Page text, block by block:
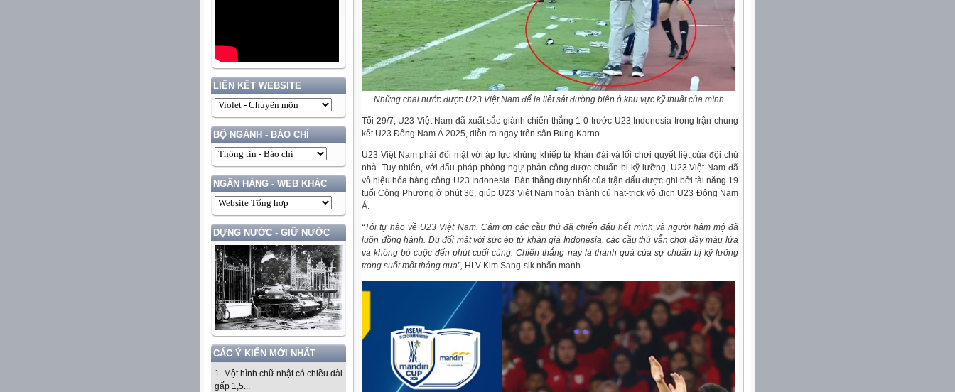
LIÊN KẾT WEBSITE
BỘ NGÀNH - BÁO CHÍ
NGÂN HÀNG - WEB KHÁC
DỰNG NƯỚC - GIỮ NƯỚC
CÁC Ý KIẾN MỚI NHẤT
1. Một hình chữ nhật có chiều dài
gấp 1,5...
Những chai nước được U23 Việt Nam để la liệt sát đường biên ở khu vực kỹ thuật của mình.
Tối 29/7, U23 Việt Nam đã xuất sắc giành chiến thắng 1-0 trước U23 Indonesia trong trận chung
kết U23 Đông Nam Á 2025, diễn ra ngay trên sân Bung Karno.
U23 Việt Nam phải đối mặt với áp lực khủng khiếp từ khán đài và lối chơi quyết liệt của đội chủ
nhà. Tuy nhiên, với đấu pháp phòng ngự phản công được chuẩn bị kỹ lưỡng, U23 Việt Nam đã
vô hiệu hóa hàng công U23 Indonesia. Bàn thắng duy nhất của trận đấu được ghi bởi tài năng 19
tuổi Công Phương ở phút 36, giúp U23 Việt Nam hoàn thành cú hat-trick vô địch U23 Đông Nam
Á.
“Tôi tự hào về U23 Việt Nam. Cảm ơn các cầu thủ đã chiến đấu hết mình và người hâm mộ đã
luôn đồng hành. Dù đối mặt với sức ép từ khán giả Indonesia, các cầu thủ vẫn chơi đầy máu lửa
và không bỏ cuộc đến phút cuối cùng. Chiến thắng này là thành quả của sự chuẩn bị kỹ lưỡng
trong suốt một tháng qua”, HLV Kim Sang-sik nhấn mạnh.